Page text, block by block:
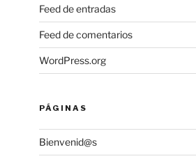
Feed de entradas
Feed de comentarios
WordPress.org
PÁGINAS
Bienvenid@s